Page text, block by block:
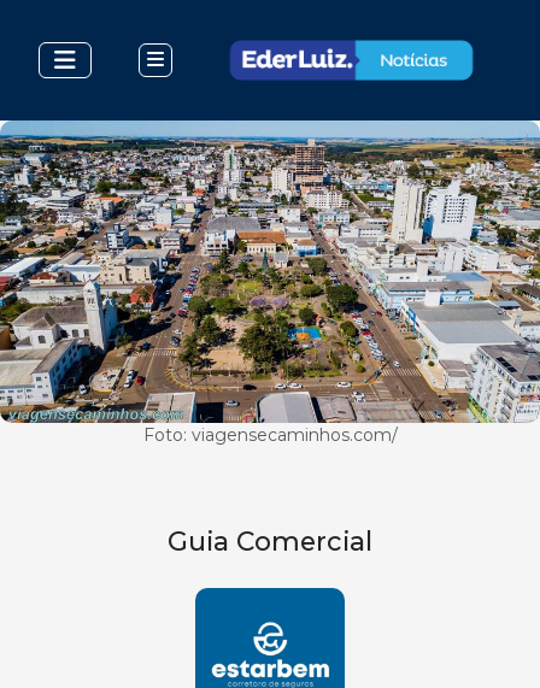
Foto: viagensecaminhos.com/
Guia Comercial